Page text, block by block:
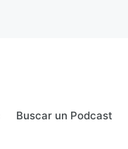
Buscar un Podcast